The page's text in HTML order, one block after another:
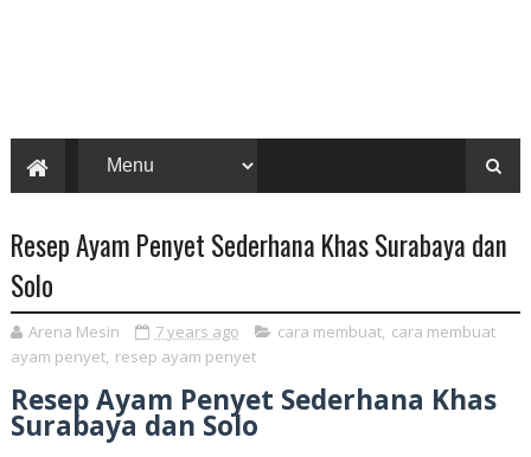
Resep Ayam Penyet Sederhana Khas Surabaya dan
Solo
Arena Mesin 7 years ago cara membuat, cara membuat
ayam penyet, resep ayam penyet
Resep Ayam Penyet Sederhana Khas
Surabaya dan Solo